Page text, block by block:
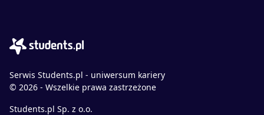
Serwis Students.pl - uniwersum kariery
© 2026 - Wszelkie prawa zastrzeżone
Students.pl Sp. z o.o.